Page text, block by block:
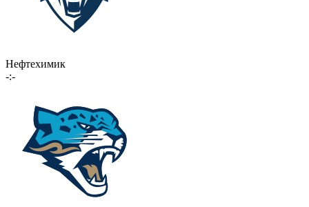
Нефтехимик
-:-